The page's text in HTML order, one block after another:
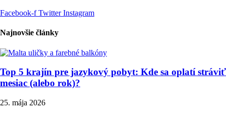
Facebook-f Twitter Instagram
Najnovšie články
Top 5 krajín pre jazykový pobyt: Kde sa oplatí stráviť
mesiac (alebo rok)?
25. mája 2026